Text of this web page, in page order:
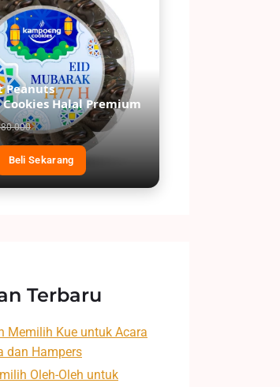
Peanuts
Halal Premium
Beli Sekarang
Terbaru
Memilih Kue untuk Acara
dan Hampers
Oleh-Oleh untuk